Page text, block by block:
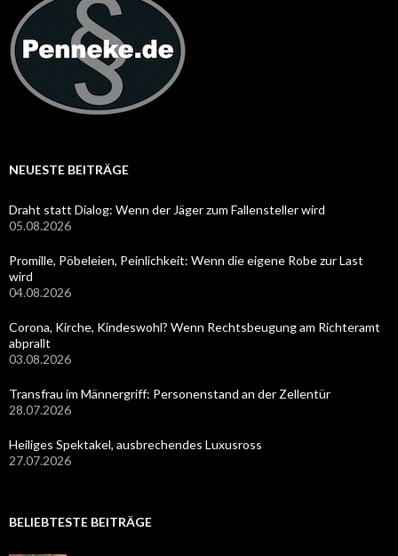
NEUESTE BEITRÄGE
Draht statt Dialog: Wenn der Jäger zum Fallensteller wird
05.08.2026
Promille, Pöbeleien, Peinlichkeit: Wenn die eigene Robe zur Last
wird
04.08.2026
Corona, Kirche, Kindeswohl? Wenn Rechtsbeugung am Richteramt
abprallt
03.08.2026
Transfrau im Männergriff: Personenstand an der Zellentür
28.07.2026
Heiliges Spektakel, ausbrechendes Luxusross
27.07.2026
BELIEBTESTE BEITRÄGE